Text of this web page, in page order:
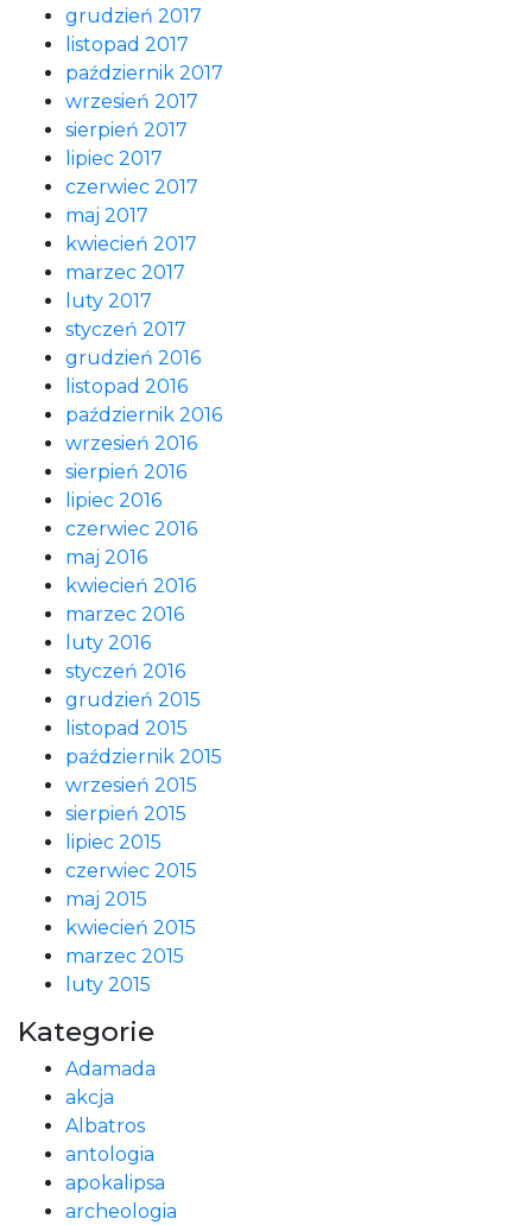
grudzień 2017
listopad 2017
październik 2017
wrzesień 2017
sierpień 2017
lipiec 2017
czerwiec 2017
maj 2017
kwiecień 2017
marzec 2017
luty 2017
styczeń 2017
grudzień 2016
listopad 2016
październik 2016
wrzesień 2016
sierpień 2016
lipiec 2016
czerwiec 2016
maj 2016
kwiecień 2016
marzec 2016
luty 2016
styczeń 2016
grudzień 2015
listopad 2015
październik 2015
wrzesień 2015
sierpień 2015
lipiec 2015
czerwiec 2015
maj 2015
kwiecień 2015
marzec 2015
luty 2015
Kategorie
Adamada
akcja
Albatros
antologia
apokalipsa
archeologia